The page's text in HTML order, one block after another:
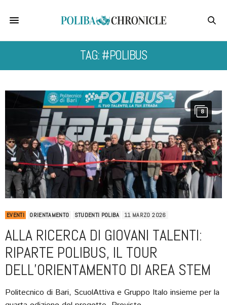
TAG: #POLIBUS
8
EVENTI ORIENTAMENTO STUDENTI POLIBA 11 MARZO 2026
ALLA RICERCA DI GIOVANI TALENTI:
RIPARTE POLIBUS, IL TOUR
DELL’ORIENTAMENTO DI AREA STEM
Politecnico di Bari, ScuolAttiva e Gruppo Italo insieme per la